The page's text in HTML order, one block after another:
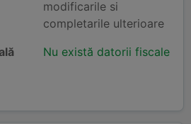
modificarile si
completarile ulterioare
Nu există datorii fiscale